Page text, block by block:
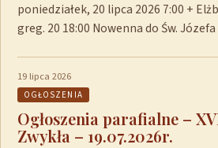
poniedziałek, 20 lipca 2026 7:00 +
greg. 20 18:00 Nowenna do Św.
19 lipca 2026
OGŁOSZENIA
Ogłoszenia parafialne –
Zwykła – 19.07.2026r.